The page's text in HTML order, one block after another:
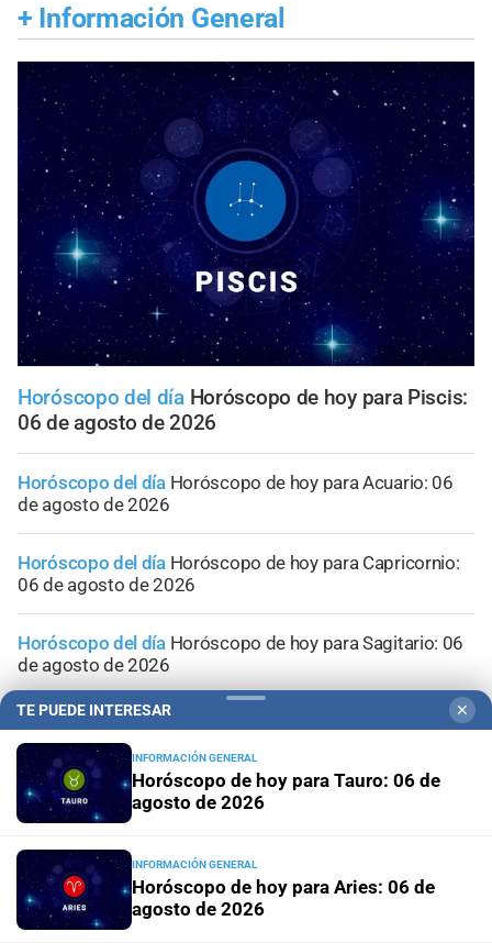
+ Información General
Horóscopo del día Horóscopo de hoy para Piscis:
06 de agosto de 2026
Horóscopo del día Horóscopo de hoy para Acuario: 06
de agosto de 2026
Horóscopo del día Horóscopo de hoy para Capricornio:
06 de agosto de 2026
Horóscopo del día Horóscopo de hoy para Sagitario: 06
de agosto de 2026
Horóscopo del día Horóscopo de hoy para Escorpio: 06
de agosto de 2026
TE PUEDE INTERESAR ✕
INFORMACIÓN GENERAL
Horóscopo de hoy para Tauro: 06 de
agosto de 2026
INFORMACIÓN GENERAL
Horóscopo de hoy para Aries: 06 de
agosto de 2026